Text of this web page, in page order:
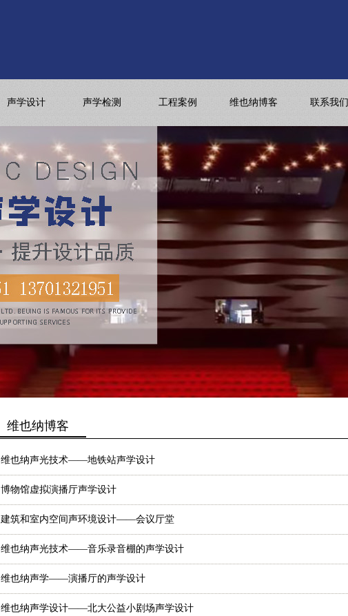
声学设计 声学检测 工程案例 维也纳博客 联系我们
维也纳博客
维也纳声光技术——地铁站声学设计
博物馆虚拟演播厅声学设计
建筑和室内空间声环境设计——会议厅堂
维也纳声光技术——音乐录音棚的声学设计
维也纳声学——演播厅的声学设计
维也纳声学设计——北大公益小剧场声学设计